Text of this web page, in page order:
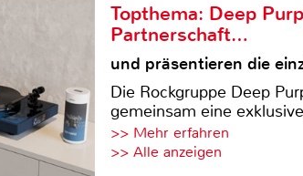
Topthema: Deep
Partnerschaft…
und präsentieren die
Die Rockgruppe Deep
gemeinsam eine
>> Mehr erfahren
>> Alle anzeigen